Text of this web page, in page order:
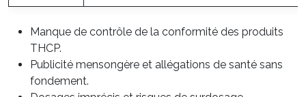
Manque de contrôle de la conformité des produits
THCP.
Publicité mensongère et allégations de santé sans
fondement.